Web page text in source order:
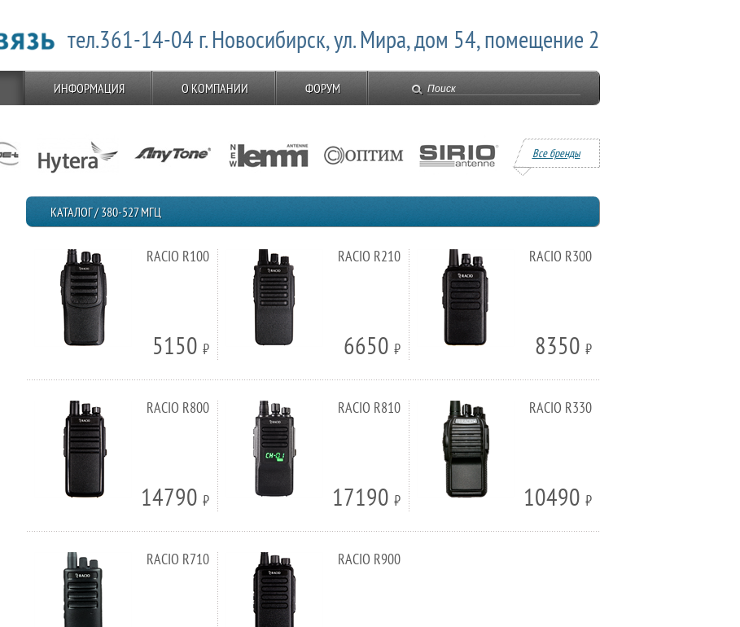
тел.361-14-04 г. Новосибирск, ул. Мира, дом 54, помещение 2
ИНФОРМАЦИЯ О КОМПАНИИ ФОРУМ
Все бренды
КАТАЛОГ / 380-527 МГЦ
RACIO R100
5150 ⃏
RACIO R210
6650 ⃏
RACIO R300
8350 ⃏
RACIO R800
14790 ⃏
RACIO R810
17190 ⃏
RACIO R330
10490 ⃏
RACIO R710 RACIO R900